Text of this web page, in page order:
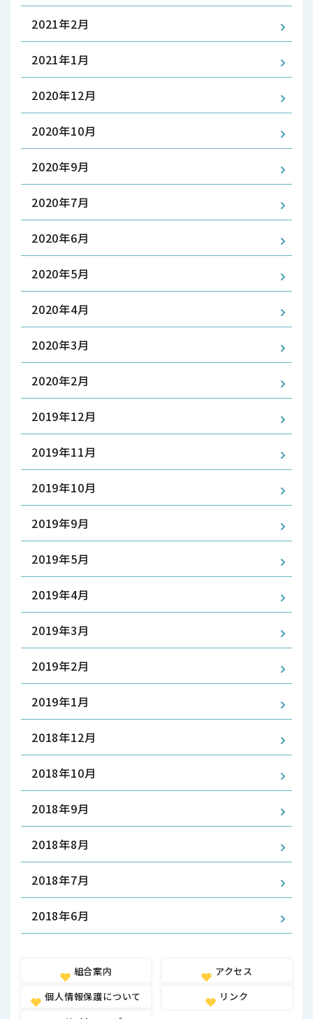
2021年2月
2021年1月
2020年12月
2020年10月
2020年9月
2020年7月
2020年6月
2020年5月
2020年4月
2020年3月
2020年2月
2019年12月
2019年11月
2019年10月
2019年9月
2019年5月
2019年4月
2019年3月
2019年2月
2019年1月
2018年12月
2018年10月
2018年9月
2018年8月
2018年7月
2018年6月
組合案内
アクセス
個人情報保護について
リンク